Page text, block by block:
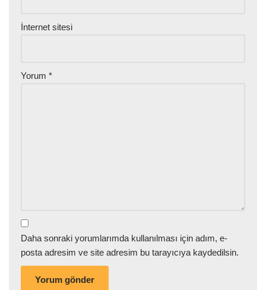
İnternet sitesi
Yorum *
Daha sonraki yorumlarımda kullanılması için adım, e-
posta adresim ve site adresim bu tarayıcıya kaydedilsin.